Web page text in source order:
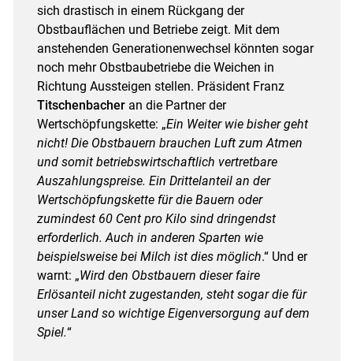
sich drastisch in einem Rückgang der
Obstbauflächen und Betriebe zeigt. Mit dem
anstehenden Generationenwechsel könnten sogar
noch mehr Obstbaubetriebe die Weichen in
Richtung Aussteigen stellen. Präsident Franz
Titschenbacher an die Partner der
Wertschöpfungskette: „Ein Weiter wie bisher geht
nicht! Die Obstbauern brauchen Luft zum Atmen
und somit betriebswirtschaftlich vertretbare
Auszahlungspreise. Ein Drittelanteil an der
Wertschöpfungskette für die Bauern oder
zumindest 60 Cent pro Kilo sind dringendst
erforderlich. Auch in anderen Sparten wie
beispielsweise bei Milch ist dies möglich.“ Und er
warnt: „Wird den Obstbauern dieser faire
Erlösanteil nicht zugestanden, steht sogar die für
unser Land so wichtige Eigenversorgung auf dem
Spiel.“